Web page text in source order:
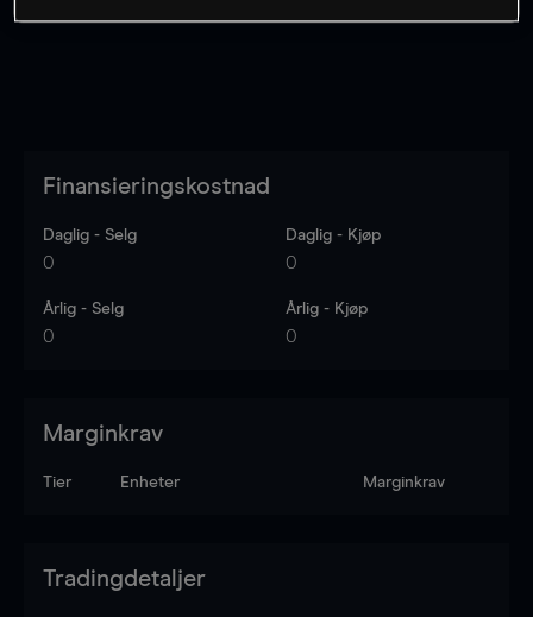
Finansieringskostnad
Daglig - Selg
0
Daglig - Kjøp
0
Årlig - Selg
0
Årlig - Kjøp
0
Marginkrav
Tier Enheter Marginkrav
Tradingdetaljer